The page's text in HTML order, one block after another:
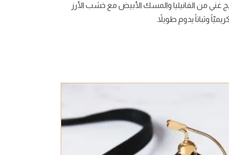
غني من الفانيليا والمسك الأبيض مع خشب الأرز
وثباتاً يدوم طويلاً.